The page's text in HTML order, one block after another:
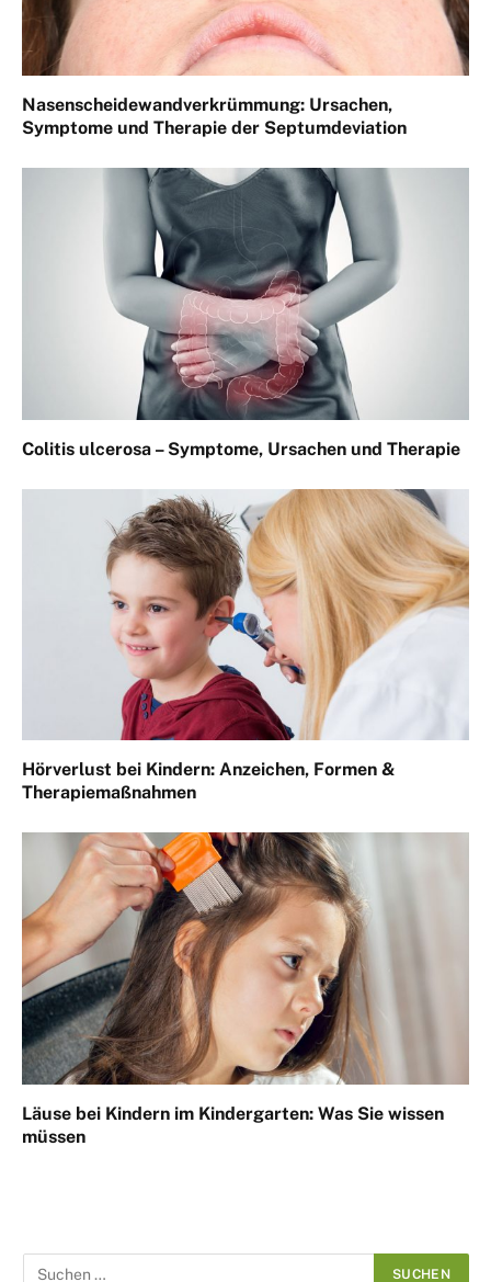
Nasenscheidewandverkrümmung: Ursachen,
Symptome und Therapie der Septumdeviation
Colitis ulcerosa – Symptome, Ursachen und Therapie
Hörverlust bei Kindern: Anzeichen, Formen &
Therapiemaßnahmen
Läuse bei Kindern im Kindergarten: Was Sie wissen
müssen